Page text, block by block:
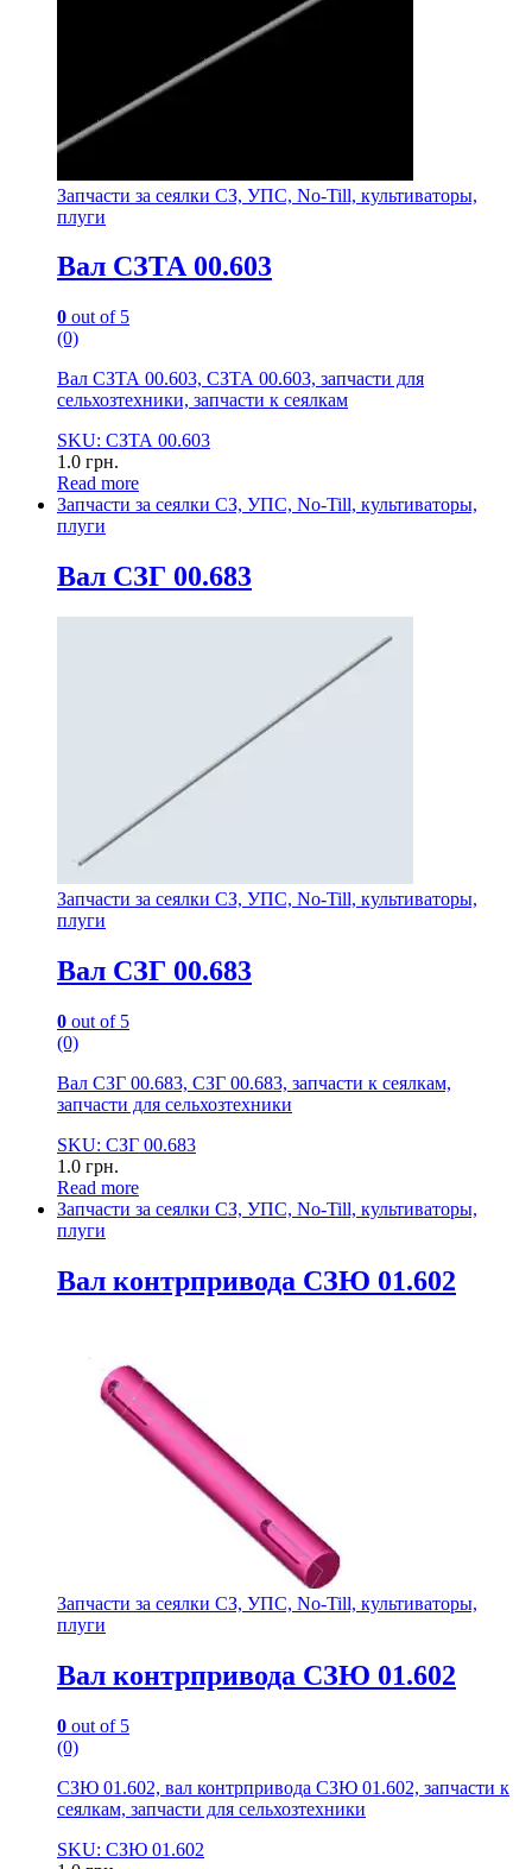
Запчасти за сеялки СЗ, УПС, No-Till, культиваторы,
плуги
Вал СЗТА 00.603
0 out of 5
(0)
Вал СЗТА 00.603, СЗТА 00.603, запчасти для
сельхозтехники, запчасти к сеялкам
SKU: СЗТА 00.603
1.0 грн.
Read more
Запчасти за сеялки СЗ, УПС, No-Till, культиваторы,
плуги
Вал СЗГ 00.683
Запчасти за сеялки СЗ, УПС, No-Till, культиваторы,
плуги
Вал СЗГ 00.683
0 out of 5
(0)
Вал СЗГ 00.683, СЗГ 00.683, запчасти к сеялкам,
запчасти для сельхозтехники
SKU: СЗГ 00.683
1.0 грн.
Read more
Запчасти за сеялки СЗ, УПС, No-Till, культиваторы,
плуги
Вал контрпривода СЗЮ 01.602
Запчасти за сеялки СЗ, УПС, No-Till, культиваторы,
плуги
Вал контрпривода СЗЮ 01.602
0 out of 5
(0)
СЗЮ 01.602, вал контрпривода СЗЮ 01.602, запчасти к
сеялкам, запчасти для сельхозтехники
SKU: СЗЮ 01.602